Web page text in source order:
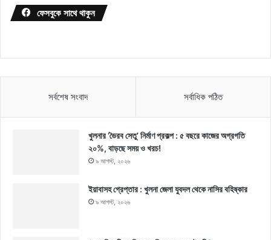
ফেসবুকে সাথে থাকুন
সর্বশেষ সংবাদ সর্বাধিক পঠিত
খুলনার ‘ভৈরব সেতু’ নির্মাণ প্রকল্প : ৫ বছরে কাজের অগ্রগতি
২০%, বাড়ছে সময় ও খরচ!
৯ আগস্ট, ২০২৬
ইয়াবাসহ গ্রেপ্তার : খুলনা জেলা যুবদল থেকে নাসির বহিষ্কার
৯ আগস্ট, ২০২৬